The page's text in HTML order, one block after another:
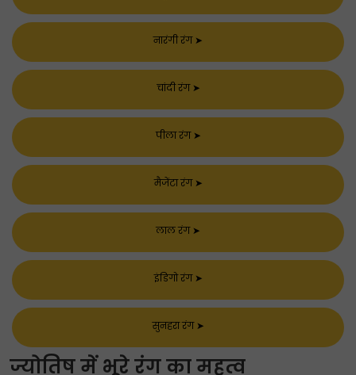
नारंगी रंग➤
चांदी रंग➤
पीला रंग➤
मैजेंटा रंग➤
लाल रंग➤
इंडिगो रंग➤
सुनहरा रंग➤
ज्योतिष में भूरे रंग का महत्व